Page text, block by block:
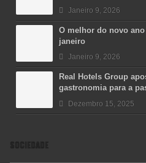
Janeiro 9, 2026
O melhor do novo
janeiro
Janeiro 9, 2026
Real Hotels Group
gastronomia para a
Dezembro 15, 2025
SOCIEDADE